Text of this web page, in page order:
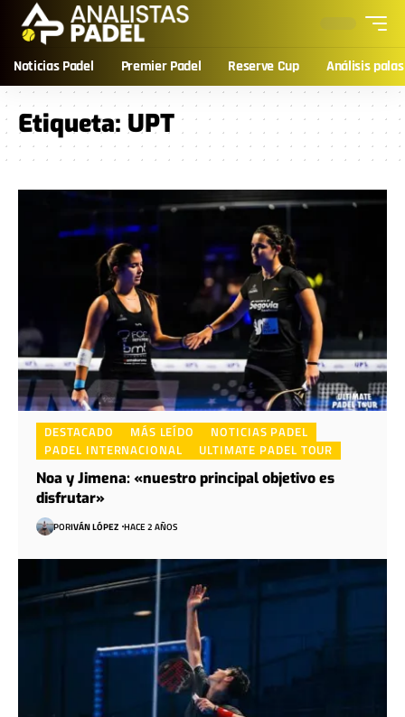
Noticias Padel Premier Padel Reserve Cup Análisis palas
Etiqueta: UPT
DESTACADO MÁS LEÍDO
NOTICIAS PADEL
PADEL INTERNACIONAL
ULTIMATE PADEL TOUR
Noa y Jimena: «nuestro principal objetivo es
disfrutar»
PORIVÁN LÓPEZ HACE 2 AÑOS